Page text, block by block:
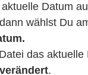
Datum
wählst Du
das
.